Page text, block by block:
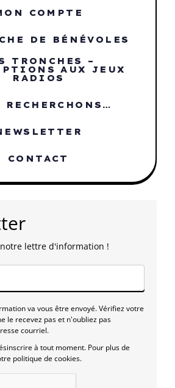
COMPTE
DE BÉNÉVOLES
TRONCHES –
AUX JEUX
RADIOS
RECHERCHONS…
CONTACT
lettre d'information !
va vous être envoyé. Vérifiez votre
le recevez pas et n'oubliez pas
courriel.
à tout moment. Pour plus de
politique de cookies.